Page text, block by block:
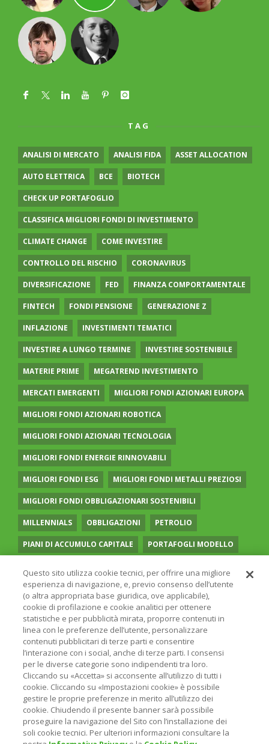
TAG
ANALISI DI MERCATO ANALISI FIDA ASSET ALLOCATION
AUTO ELETTRICA BCE BIOTECH
CHECK UP PORTAFOGLIO
CLASSIFICA MIGLIORI FONDI DI INVESTIMENTO
CLIMATE CHANGE COME INVESTIRE
CONTROLLO DEL RISCHIO CORONAVIRUS
DIVERSIFICAZIONE FED FINANZA COMPORTAMENTALE
FINTECH FONDI PENSIONE GENERAZIONE Z
INFLAZIONE INVESTIMENTI TEMATICI
INVESTIRE A LUNGO TERMINE INVESTIRE SOSTENIBILE
MATERIE PRIME MEGATREND INVESTIMENTO
MERCATI EMERGENTI MIGLIORI FONDI AZIONARI EUROPA
MIGLIORI FONDI AZIONARI ROBOTICA
MIGLIORI FONDI AZIONARI TECNOLOGIA
MIGLIORI FONDI ENERGIE RINNOVABILI
MIGLIORI FONDI ESG MIGLIORI FONDI METALLI PREZIOSI
MIGLIORI FONDI OBBLIGAZIONARI SOSTENIBILI
MILLENNIALS OBBLIGAZIONI PETROLIO
PIANI DI ACCUMULO CAPITALE PORTAFOGLI MODELLO
RISPARMIO GESTITO SOCIAL MEDIA STILE VALUE
TASSI UGUAGLIANZA DI GENERE VOLATILITÀ
© 2026 ONLINE SIM - ONLINE SIM È UNA SOCIETÀ DEL
GRUPPO BANCARIOERSEL - P.IVA 12927410154
PRIVACY POLICY
COOKIE INFORMAZIONI LEGALI
Questo sito utilizza cookie tecnici, per offrire una migliore
esperienza di navigazione, e, previo consenso dell’utente
(o altra appropriata base giuridica, ove applicabile),
cookie di profilazione e cookie analitici per ottenere
statistiche e per pubblicità mirata, proporre contenuti in
linea con le preferenze dell’utente, personalizzare
contenuti pubblicitari di terze parti e consentire
l’interazione con i social, anche di terze parti. I consensi
per le diverse categorie sono indipendenti tra loro.
Cliccando su «Accetta» si acconsente all’utilizzo di tutti i
cookie. Cliccando su «Impostazioni cookie» è possibile
gestire le proprie preferenze in merito all’utilizzo dei
cookie. Chiudendo il presente banner sarà possibile
proseguire la navigazione del Sito con l’installazione dei
soli cookie tecnici. Per ulteriori informazioni consultare la